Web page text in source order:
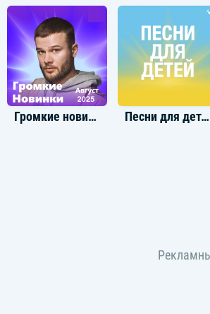
Громкие новинки: Август 2025 Песни для детей